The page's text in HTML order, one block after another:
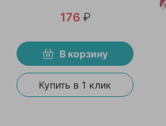
176 ₽
В корзину
Купить в 1 клик